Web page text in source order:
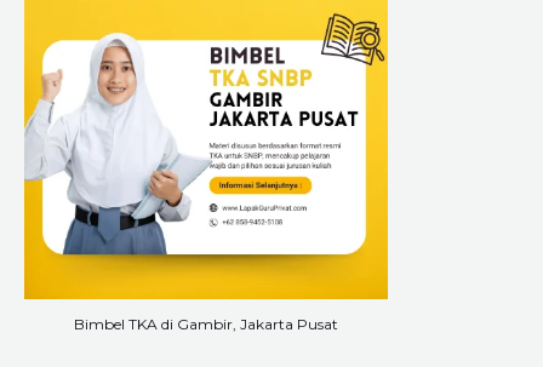
Bimbel TKA di Gambir, Jakarta Pusat